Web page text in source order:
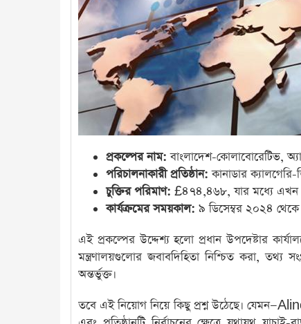
প্রকল্পের নাম: বাংলাদেশ-কোলাবোরেটিভ,
পরিচালনাকারী প্রতিষ্ঠান: কানাডার
চুক্তির পরিমাণ: £৪৭৪,৪৬৮, যার মধ্যে এখন
কার্যক্রমের সময়কাল: ৯ ডিসেম্বর ২০২৪
এই প্রকল্পের উদ্দেশ্য হলো প্রধান উপদেষ্টার
মন্ত্রণালয়গুলোর জবাবদিহিতা নিশ্চিত করা, তথ্য
অন্তর্ভুক্ত।
তবে এই নিয়োগ নিয়ে কিছু প্রশ্ন উঠেছে।